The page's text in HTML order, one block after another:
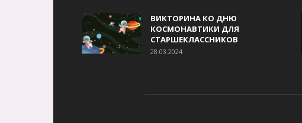
ВИКТОРИНА КО ДНЮ
КОСМОНАВТИКИ ДЛЯ
СТАРШЕКЛАССНИКОВ
28.03.2024